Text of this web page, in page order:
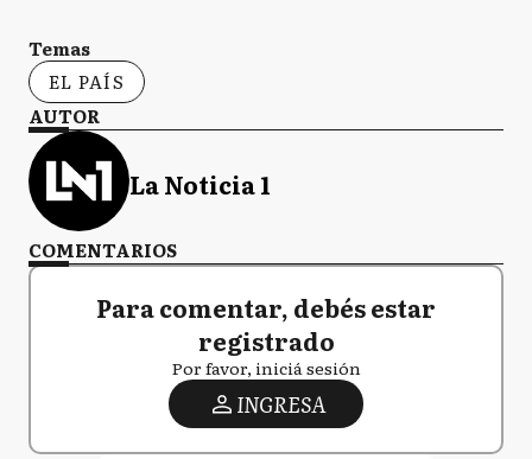
Temas
EL PAÍS
AUTOR
La Noticia 1
COMENTARIOS
Para comentar, debés estar
registrado
Por favor, iniciá sesión
INGRESA